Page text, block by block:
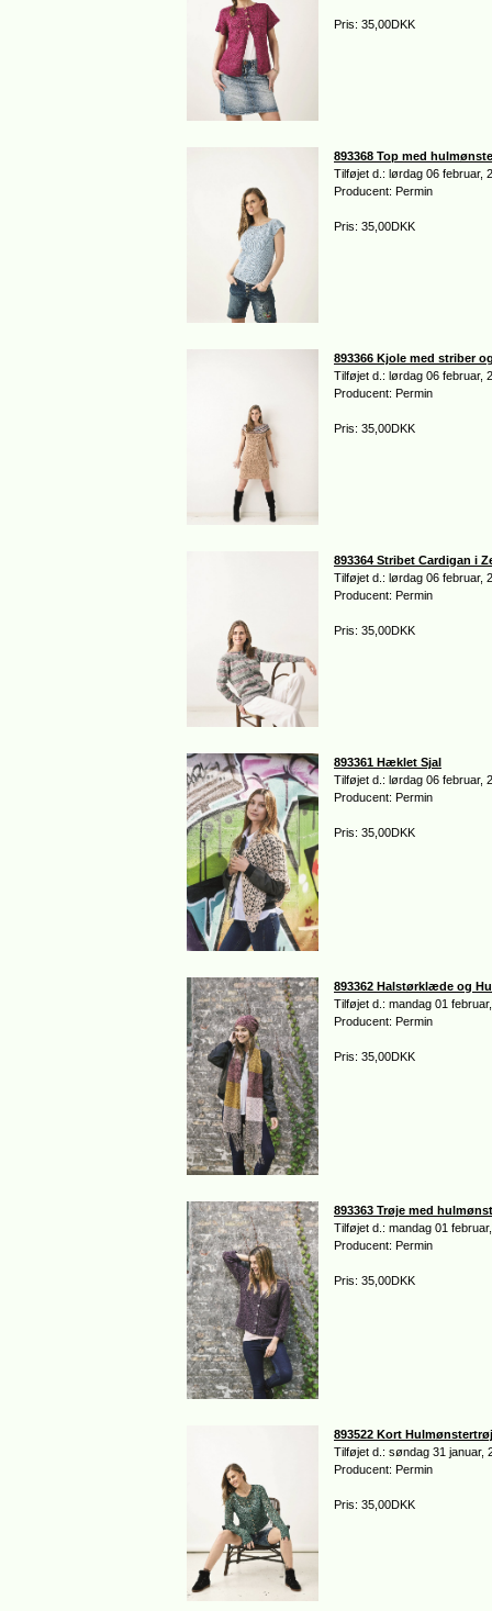
Pris: 35,00DKK
893368 Top med
Tilføjet d.: lørdag 06 februar,
Producent: Permin
Pris: 35,00DKK
893366 Kjole med striber
Tilføjet d.: lørdag 06 februar,
Producent: Permin
Pris: 35,00DKK
893364 Stribet Cardigan i
Tilføjet d.: lørdag 06 februar,
Producent: Permin
Pris: 35,00DKK
893361 Hæklet Sjal
Tilføjet d.: lørdag 06 februar,
Producent: Permin
Pris: 35,00DKK
893362 Halstørklæde og
Tilføjet d.: mandag 01
Producent: Permin
Pris: 35,00DKK
893363 Trøje med
Tilføjet d.: mandag 01
Producent: Permin
Pris: 35,00DKK
893522 Kort
Tilføjet d.: søndag 31 januar,
Producent: Permin
Pris: 35,00DKK